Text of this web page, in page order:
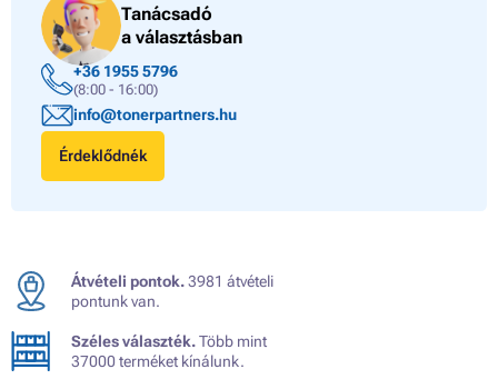
Tanácsadó
a választásban
+36 1955 5796
(8:00 - 16:00)
info@tonerpartners.hu
Érdeklődnék
Átvételi pontok.3981 átvételi
pontunk van.
Széles választék.Több mint
37000 terméket kínálunk.